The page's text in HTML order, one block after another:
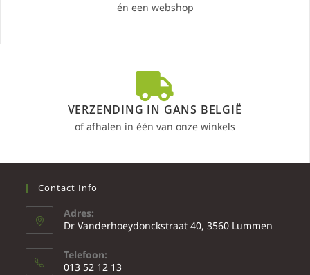
én een webshop
VERZENDING IN GANS BELGIË
of afhalen in één van onze winkels
Contact Info
Adres:
Dr Vanderhoeydonckstraat 40, 3560 Lummen
Telefoon:
013 52 12 13